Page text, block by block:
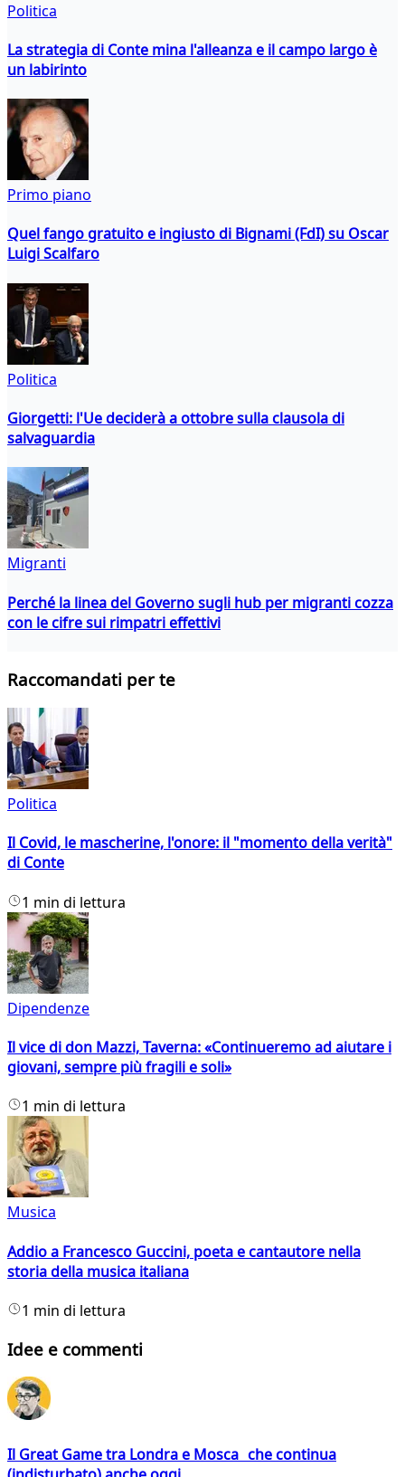
Politica
La strategia di Conte mina l'alleanza e il campo largo è
un labirinto
Primo piano
Quel fango gratuito e ingiusto di Bignami (FdI) su Oscar
Luigi Scalfaro
Politica
Giorgetti: l'Ue deciderà a ottobre sulla clausola di
salvaguardia
Migranti
Perché la linea del Governo sugli hub per migranti cozza
con le cifre sui rimpatri effettivi
Raccomandati per te
Politica
Il Covid, le mascherine, l'onore: il "momento della verità"
di Conte
1 min di lettura
Dipendenze
Il vice di don Mazzi, Taverna: «Continueremo ad aiutare i
giovani, sempre più fragili e soli»
1 min di lettura
Musica
Addio a Francesco Guccini, poeta e cantautore nella
storia della musica italiana
1 min di lettura
Idee e commenti
Il Great Game tra Londra e Mosca che continua